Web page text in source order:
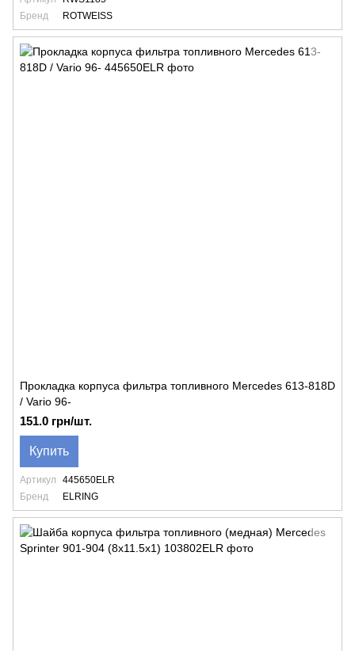
Бренд
ROTWEISS
Прокладка корпуса фильтра топливного Mercedes 613-818D
/ Vario 96-
151.0 грн/шт.
Купить
Артикул
445650ELR
Бренд
ELRING